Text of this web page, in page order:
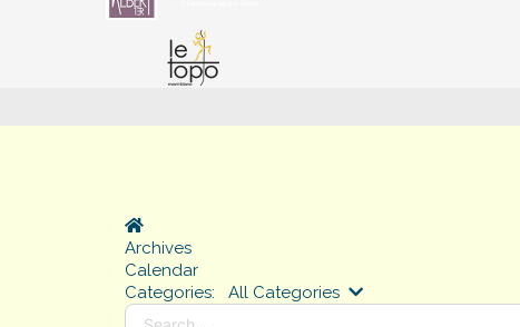
Home
Archives
Calendar
Categories:
All Categories Search...